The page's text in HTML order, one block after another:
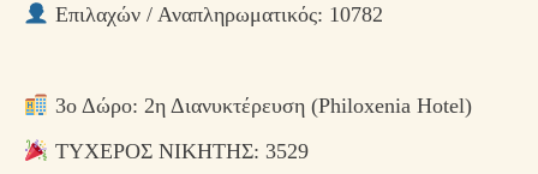
Επιλαχών / Αναπληρωματικός: 10782
3ο Δώρο: 2η Διανυκτέρευση (Philoxenia Hotel)
ΤΥΧΕΡΟΣ ΝΙΚΗΤΗΣ: 3529